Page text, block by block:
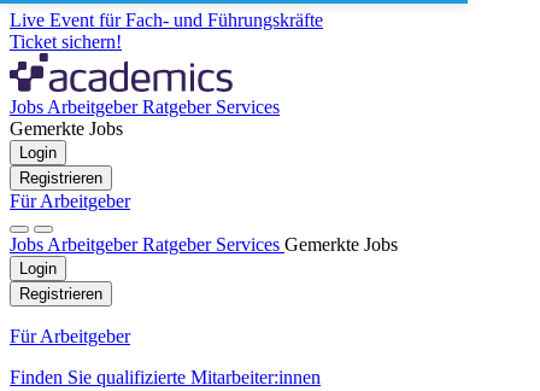
Live Event für Fach- und Führungskräfte
Ticket sichern!
Jobs ArbeitgeberRatgeber Services
Gemerkte Jobs
Login
Registrieren
Für Arbeitgeber
Jobs ArbeitgeberRatgeber Services Gemerkte Jobs
Login
Registrieren
Für Arbeitgeber
Finden Sie qualifizierte Mitarbeiter:innen